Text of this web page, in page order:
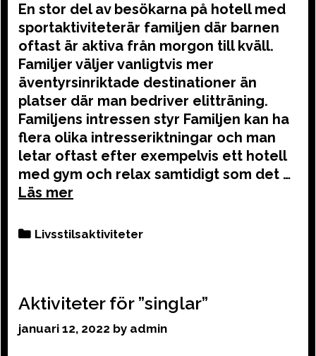
En stor del av besökarna på hotell med
sportaktiviteterär familjen där barnen
oftast är aktiva från morgon till kväll.
Familjer väljer vanligtvis mer
äventyrsinriktade destinationer än
platser där man bedriver elitträning.
Familjens intressen styr Familjen kan ha
flera olika intresseriktningar och man
letar oftast efter exempelvis ett hotell
med gym och relax samtidigt som det …
Categories
Livsstilsaktiviteter
Aktiviteter för ”singlar”
januari 12, 2022 by admin